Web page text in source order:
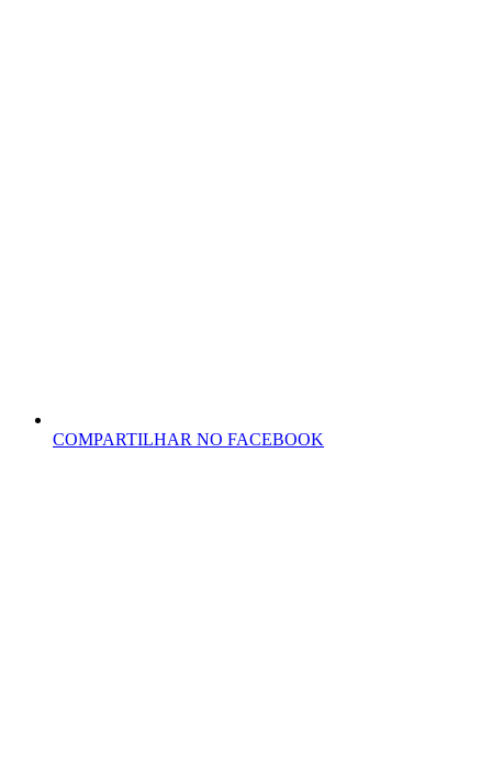
COMPARTILHAR NO FACEBOOK